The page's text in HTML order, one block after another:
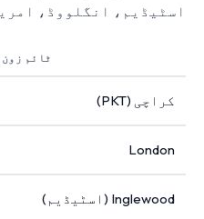
اسٹیڈیم، انگلووڈ،
ٹائم زون
کراچی (PKT)
London
Inglewood (اسٹیڈیم)